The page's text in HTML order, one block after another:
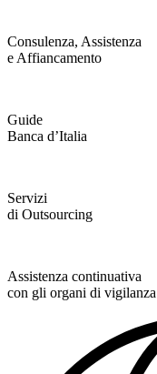
Consulenza, Assistenza
e Affiancamento
Guide
Banca d’Italia
Servizi
di Outsourcing
Assistenza continuativa
con gli organi di vigilanza